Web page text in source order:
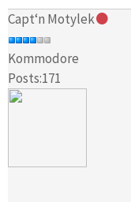
Capt‘n Motylek
Kommodore
Posts:171